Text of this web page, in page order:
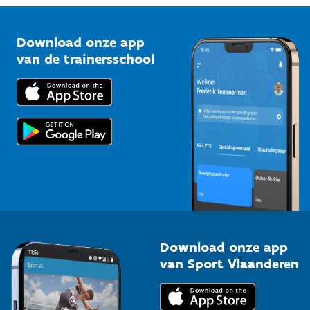
Bedrijven
Trainers en begeleiders
Topsporters
Vlaamse Trainersschool
Kennisplatform
Downloads
Voor de pers
Download onze app
van de trainersschool
Download onze app
van Sport Vlaanderen